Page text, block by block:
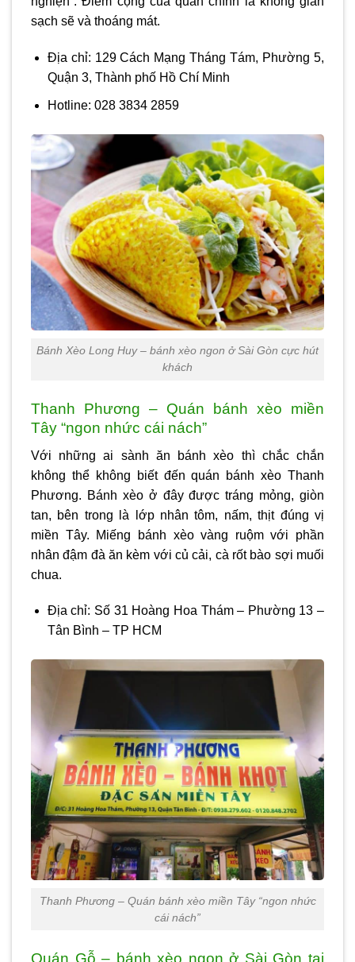
sạch sẽ và thoáng mát.
Địa chỉ: 129 Cách Mạng Tháng Tám, Phường 5,
Quận 3, Thành phố Hồ Chí Minh
Hotline: 028 3834 2859
Bánh Xèo Long Huy – bánh xèo ngon ở Sài Gòn cực hút
khách
Thanh Phương – Quán bánh xèo miền
Tây “ngon nhức cái nách”
Với những ai sành ăn bánh xèo thì chắc chắn
không thể không biết đến quán bánh xèo Thanh
Phương. Bánh xèo ở đây được tráng mỏng, giòn
tan, bên trong là lớp nhân tôm, nấm, thịt đúng vị
miền Tây. Miếng bánh xèo vàng ruộm với phần
nhân đậm đà ăn kèm với củ cải, cà rốt bào sợi muối
chua.
Địa chỉ: Số 31 Hoàng Hoa Thám – Phường 13 –
Tân Bình – TP HCM
Thanh Phương – Quán bánh xèo miền Tây “ngon nhức
cái nách”